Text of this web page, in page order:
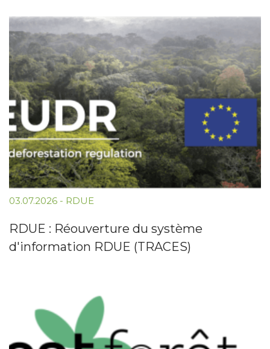
03.07.2026 - RDUE
RDUE : Réouverture du système
d'information RDUE (TRACES)